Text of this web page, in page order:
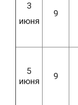
3
июня
9
5
июня
9